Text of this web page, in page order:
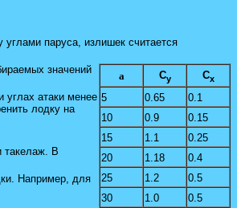
паруса, излишек считается
a
Cy Cx
5 0.65
0.1
10
0.9
0.15
15
1.1
0.25
20
1.18
0.4
25
1.2
0.5
30
1.0 0.5
значений
углах атаки менее
лодку на
такелаж. В
Например, для